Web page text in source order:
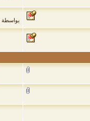
بواسطة